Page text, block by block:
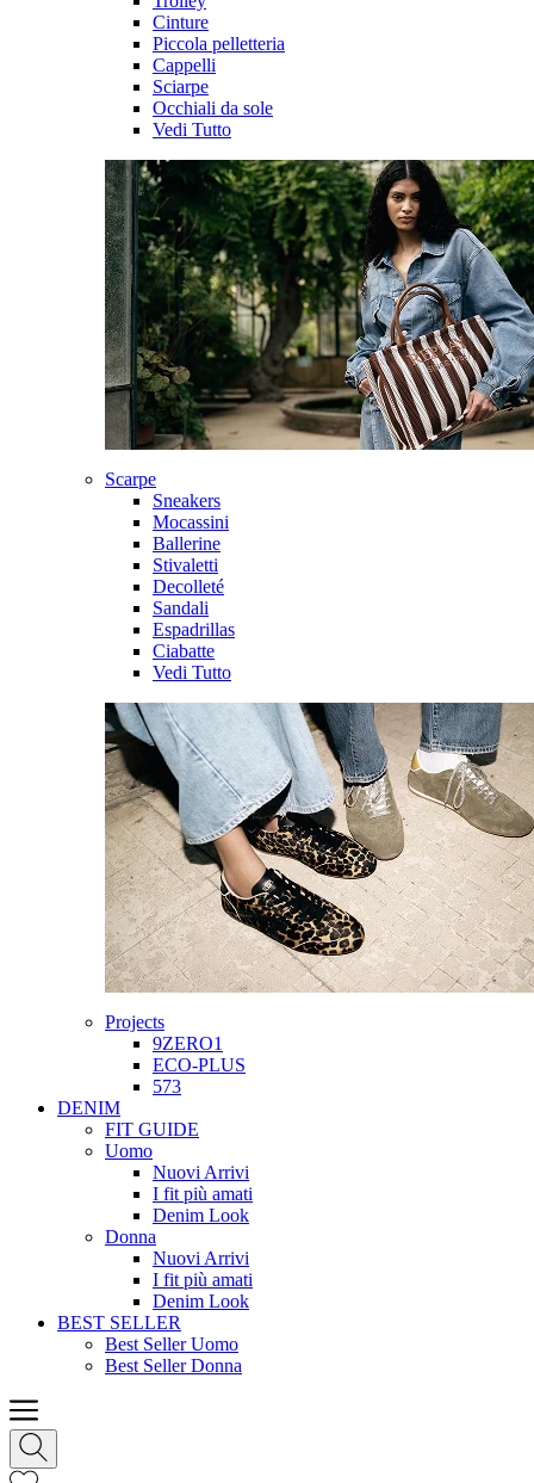
Cinture
Piccola pelletteria
Cappelli
Sciarpe
Occhiali da sole
Vedi Tutto
Scarpe
Sneakers
Mocassini
Ballerine
Stivaletti
Decolleté
Sandali
Espadrillas
Ciabatte
Vedi Tutto
Projects
9ZERO1
ECO-PLUS
573
DENIM
FIT GUIDE
Uomo
Nuovi Arrivi
I fit più amati
Denim Look
Donna
Nuovi Arrivi
I fit più amati
Denim Look
BEST SELLER
Best Seller Uomo
Best Seller Donna